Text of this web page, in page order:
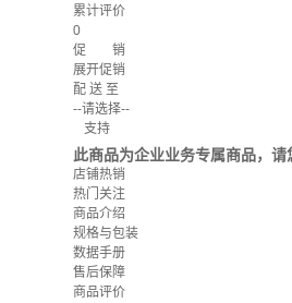
累计评价
0
促 销
展开促销
配 送 至
--请选择--
支持
此商品为企业业务专属商品，请
店铺热销
热门关注
商品介绍
规格与包装
数据手册
售后保障
商品评价